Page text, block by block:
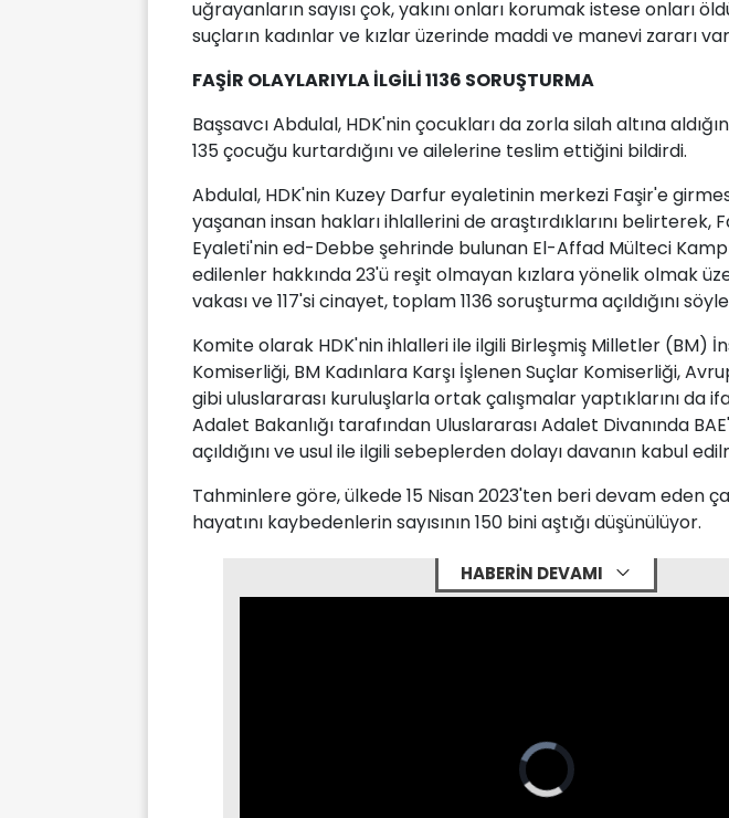
uğrayanların sayısı çok, yakını onları korumak istese onları
suçların kadınlar ve kızlar üzerinde maddi ve manevi zararı
FAŞİR OLAYLARIYLA İLGİLİ 1136 SORUŞTURMA
Başsavcı Abdulal, HDK'nin çocukları da zorla silah altına
135 çocuğu kurtardığını ve ailelerine teslim ettiğini bildirdi.
Abdulal, HDK'nin Kuzey Darfur eyaletinin merkezi Faşir'e
yaşanan insan hakları ihlallerini de araştırdıklarını belirterek,
Eyaleti'nin ed-Debbe şehrinde bulunan El-Affad Mülteci
edilenler hakkında 23'ü reşit olmayan kızlara yönelik olmak
vakası ve 117'si cinayet, toplam 1136 soruşturma açıldığını
Komite olarak HDK'nin ihlalleri ile ilgili Birleşmiş Milletler (BM)
Komiserliği, BM Kadınlara Karşı İşlenen Suçlar Komiserliği,
gibi uluslararası kuruluşlarla ortak çalışmalar yaptıklarını da
Adalet Bakanlığı tarafından Uluslararası Adalet Divanında
açıldığını ve usul ile ilgili sebeplerden dolayı davanın kabul
Tahminlere göre, ülkede 15 Nisan 2023'ten beri devam eden
hayatını kaybedenlerin sayısının 150 bini aştığı düşünülüyor.
HABERİN DEVAMI